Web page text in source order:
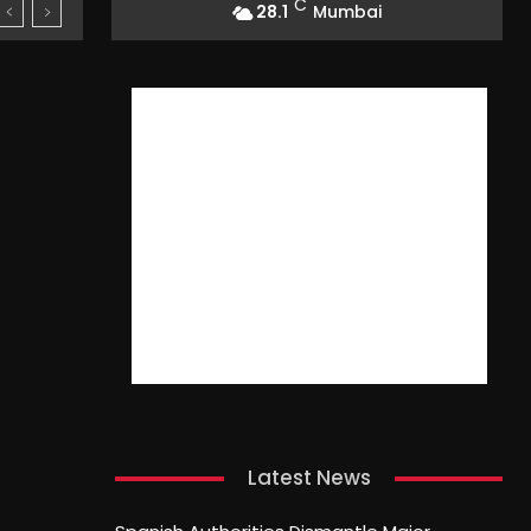
28.1 C Mumbai
Latest News